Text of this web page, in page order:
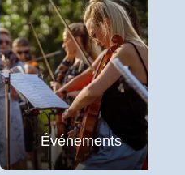
Événements